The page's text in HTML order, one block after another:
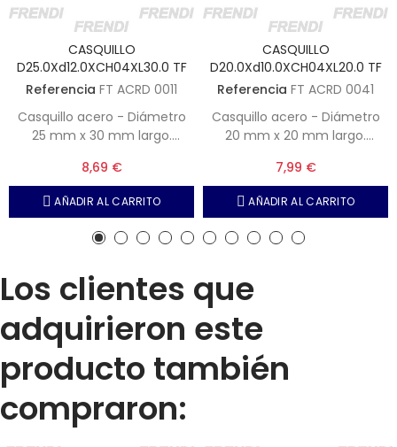
CASQUILLO
D25.0Xd12.0XCH04XL30.0 TF
Referencia FT ACRD 0011
Casquillo acero - Diámetro
25 mm x 30 mm largo.
chavetero de ancho 4 mm
8,69 €
AÑADIR AL CARRITO
CASQUILLO
D20.0Xd10.0XCH04XL20.0 TF
Referencia FT ACRD 0041
Casquillo acero - Diámetro
20 mm x 20 mm largo.
chavetero de ancho 4 mm
7,99 €
AÑADIR AL CARRITO
Los clientes que
adquirieron este
producto también
compraron: